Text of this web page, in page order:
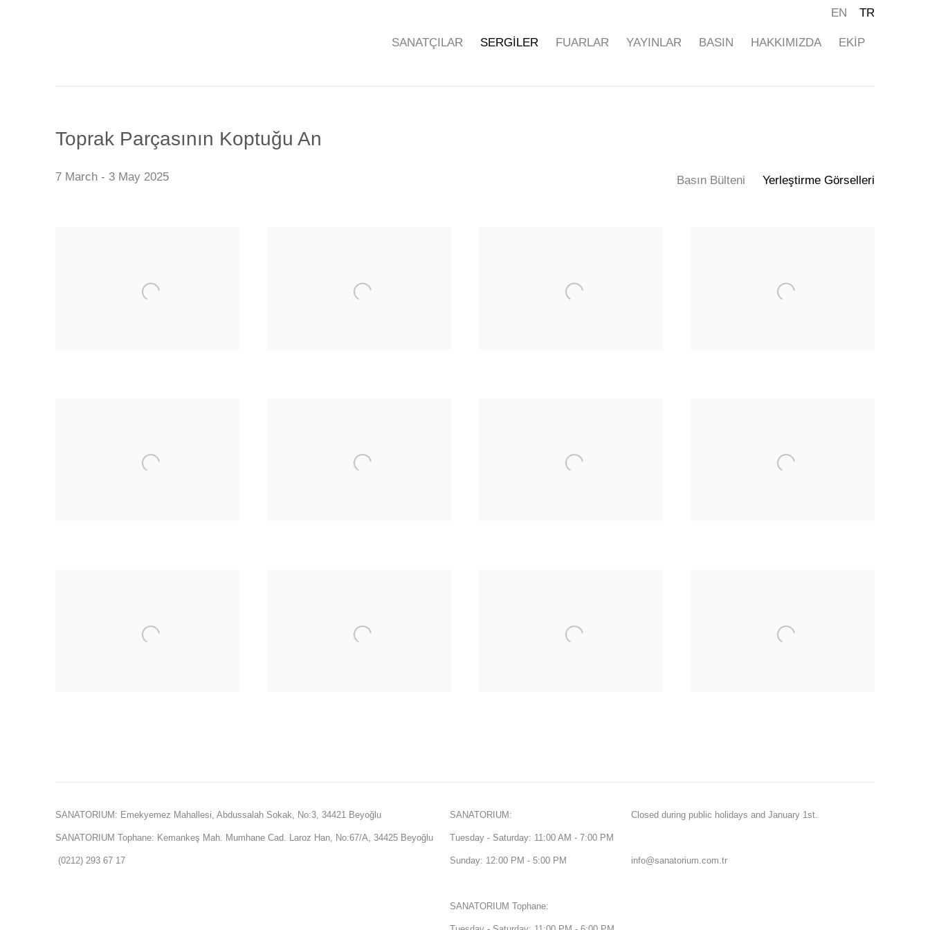
SANATÇILAR SERGİLER FUARLAR YAYINLAR BASIN HAKKIMIZDA EKİP
EN TR
Toprak Parçasının Koptuğu An
7 March - 3 May 2025 Basın Bülteni Yerleştirme Görselleri
SANATORIUM: Emekyemez Mahallesi, Abdussalah Sokak, No:3, 34421 Beyoğlu
SANATORIUM Tophane: Kemankeş Mah. Mumhane Cad. Laroz Han, No:67/A, 34425 Beyoğlu
(0212) 293 67 17
SANATORIUM:
Tuesday - Saturday: 11:00 AM - 7:00 PM
Sunday: 12:00 PM - 5:00 PM
SANATORIUM Tophane:
Closed during public holidays and January 1st.
info@sanatorium.com.tr